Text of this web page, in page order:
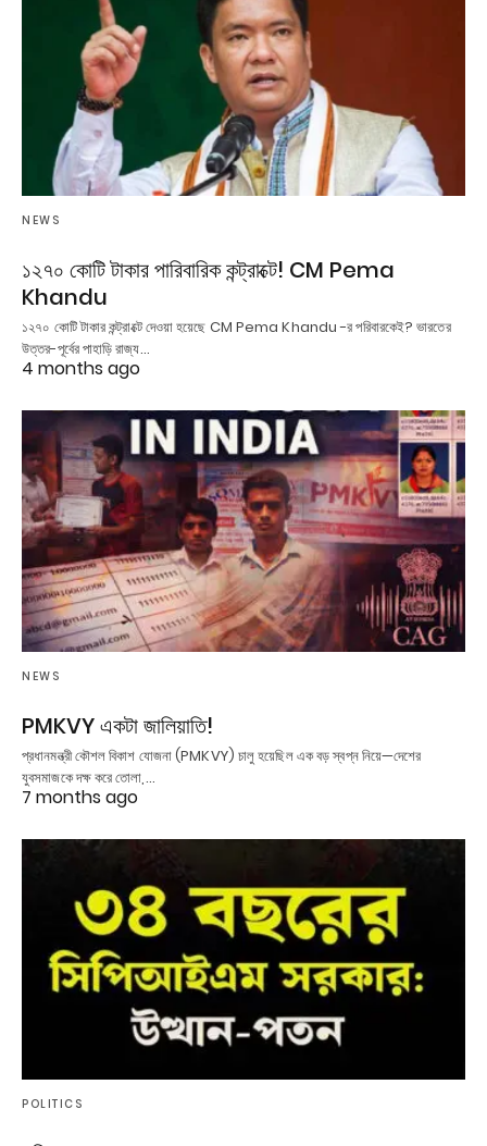
NEWS
১২৭০ কোটি টাকার পারিবারিক কন্ট্রাক্টে! CM Pema
Khandu
১২৭০ কোটি টাকার কন্ট্রাক্টে দেওয়া হয়েছে CM Pema Khandu -র পরিবারকেই? ভারতের
উত্তর-পূর্বের পাহাড়ি রাজ্য…
4 months ago
NEWS
PMKVY একটা জালিয়াতি!
প্রধানমন্ত্রী কৌশল বিকাশ যোজনা (PMKVY) চালু হয়েছিল এক বড় স্বপ্ন নিয়ে—দেশের
যুবসমাজকে দক্ষ করে তোলা,…
7 months ago
POLITICS